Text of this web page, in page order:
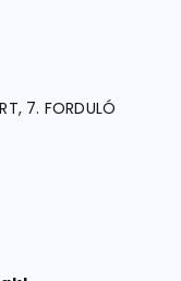
7. FORDULÓ